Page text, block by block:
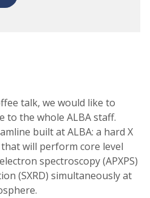
talk, we would like to
to the whole ALBA staff.
built at ALBA: a hard X
will perform core level
spectroscopy (APXPS)
(SXRD) simultaneously at